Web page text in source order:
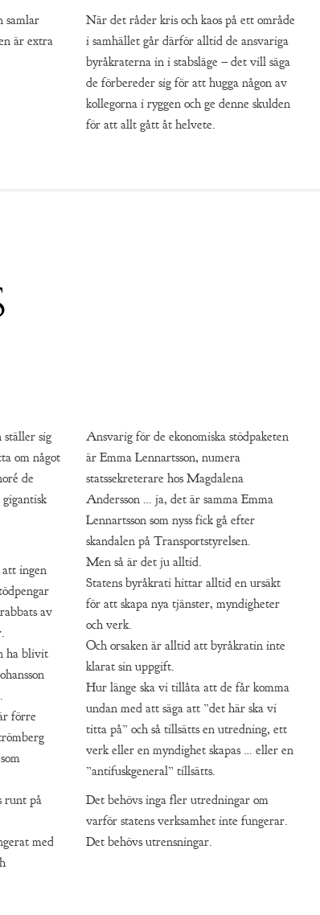
samlar
är extra
När det råder kris och kaos på ett område
i samhället går därför alltid de ansvariga
byråkraterna in i stabsläge – det vill säga
de förbereder sig för att hugga någon av
kollegorna i ryggen och ge denne skulden
för att allt gått åt helvete.
ställer sig
om något
de
ingen
av
ha blivit
förre
runt på
med
Ansvarig för de ekonomiska stödpaketen
är Emma Lennartsson, numera
statssekreterare hos Magdalena
Andersson … ja, det är samma Emma
Lennartsson som nyss fick gå efter
skandalen på Transportstyrelsen.
Men så är det ju alltid.
Statens byråkrati hittar alltid en ursäkt
för att skapa nya tjänster, myndigheter
och verk.
Och orsaken är alltid att byråkratin inte
klarat sin uppgift.
Hur länge ska vi tillåta att de får komma
undan med att säga att ”det här ska vi
titta på” och så tillsätts en utredning, ett
verk eller en myndighet skapas … eller en
”antifuskgeneral” tillsätts.
Det behövs inga fler utredningar om
varför statens verksamhet inte fungerar.
Det behövs utrensningar.